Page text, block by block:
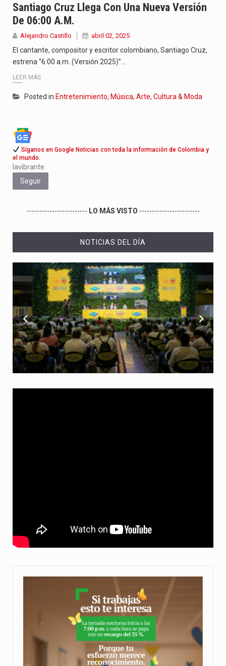
Santiago Cruz Llega Con Una Nueva Versión
De 06:00 A.m.
Alejandro Castillo abril 02, 2025
El cantante, compositor y escritor colombiano, Santiago Cruz,
estrena “6:00 a.m. (Versión 2025)”…
LEER MÁS
Posted in Entretenimiento, Música, Arte, Cultura & Moda
Síganos en Google Noticias con toda la información de Colombia y
el mundo.
lavibrante
Seguir
------------------------ LO MÁS VISTO ------------------------
NOTICIAS DEL DÍA